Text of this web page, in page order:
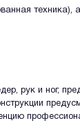
рук и ног,